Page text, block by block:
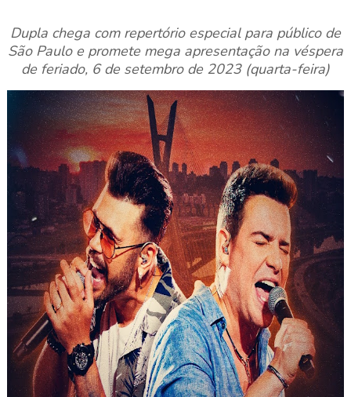
Dupla chega com repertório especial para público de
São Paulo e promete mega apresentação na véspera
de feriado, 6 de setembro de 2023 (quarta-feira)